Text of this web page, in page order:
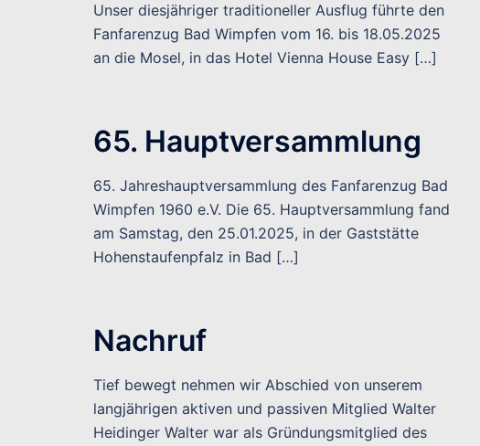
Unser diesjähriger traditioneller Ausflug führte den
Fanfarenzug Bad Wimpfen vom 16. bis 18.05.2025
an die Mosel, in das Hotel Vienna House Easy […]
65. Hauptversammlung
65. Jahreshauptversammlung des Fanfarenzug Bad
Wimpfen 1960 e.V. Die 65. Hauptversammlung fand
am Samstag, den 25.01.2025, in der Gaststätte
Hohenstaufenpfalz in Bad […]
Nachruf
Tief bewegt nehmen wir Abschied von unserem
langjährigen aktiven und passiven Mitglied Walter
Heidinger Walter war als Gründungsmitglied des